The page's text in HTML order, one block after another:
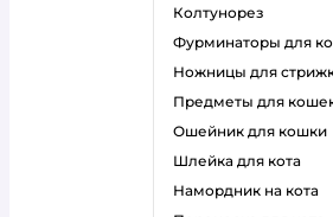
колтунорез
фурминаторы для
ножницы для
предметы для
ошейник для кошки
шлейка для кота
намордник на кота